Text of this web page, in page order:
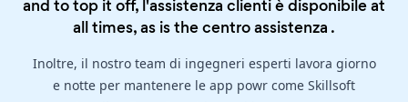
and to top it off, l'assistenza clienti è disponibile at
all times, as is thecentro assistenza .
Inoltre, il nostro team di ingegneri esperti lavora giorno
e notte per mantenere le app powr come Skillsoft